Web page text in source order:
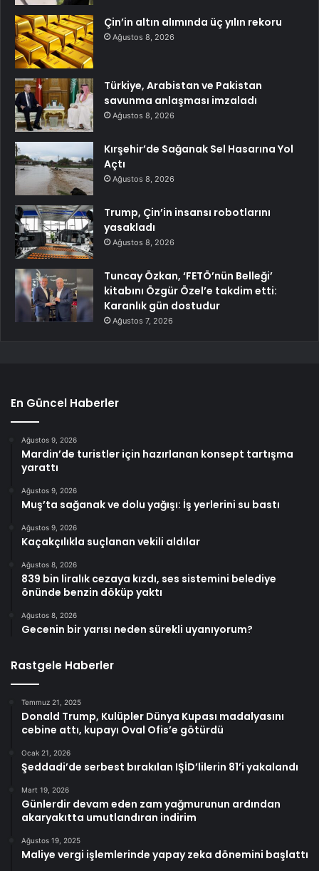
Çin’in altın alımında üç yılın rekoru
Ağustos 8, 2026
Türkiye, Arabistan ve Pakistan
savunma anlaşması imzaladı
Ağustos 8, 2026
Kırşehir’de Sağanak Sel Hasarına Yol
Açtı
Ağustos 8, 2026
Trump, Çin’in insansı robotlarını
yasakladı
Ağustos 8, 2026
Tuncay Özkan, ‘FETÖ’nün Belleği’
kitabını Özgür Özel’e takdim etti:
Karanlık gün dostudur
Ağustos 7, 2026
En Güncel Haberler
Ağustos 9, 2026
Mardin’de turistler için hazırlanan konsept tartışma
yarattı
Ağustos 9, 2026
Muş’ta sağanak ve dolu yağışı: İş yerlerini su bastı
Ağustos 9, 2026
Kaçakçılıkla suçlanan vekili aldılar
Ağustos 8, 2026
839 bin liralık cezaya kızdı, ses sistemini belediye
önünde benzin döküp yaktı
Ağustos 8, 2026
Gecenin bir yarısı neden sürekli uyanıyorum?
Rastgele Haberler
Temmuz 21, 2025
Donald Trump, Kulüpler Dünya Kupası madalyasını
cebine attı, kupayı Oval Ofis’e götürdü
Ocak 21, 2026
Şeddadi’de serbest bırakılan IŞİD’lilerin 81’i yakalandı
Mart 19, 2026
Günlerdir devam eden zam yağmurunun ardından
akaryakıtta umutlandıran indirim
Ağustos 19, 2025
Maliye vergi işlemlerinde yapay zeka dönemini başlattı